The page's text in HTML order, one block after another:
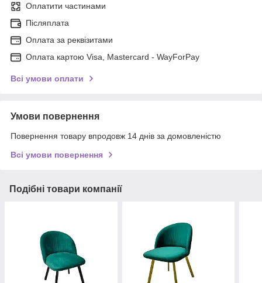
Оплатити частинами
Післяплата
Оплата за реквізитами
Оплата картою Visa, Mastercard - WayForPay
Всі умови оплати
Умови повернення
Повернення товару впродовж 14 днів за домовленістю
Всі умови повернення
Подібні товари компанії